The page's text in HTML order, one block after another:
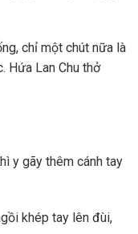
chỉ một chút nữa là
Hứa Lan Chu thở
y gãy thêm cánh tay
khép tay lên đùi,